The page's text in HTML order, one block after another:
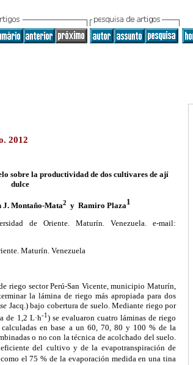
2012
sobre la productividad de dos cultivares de ají
dulce
J. Montaño-Mata2 y Ramiro Plaza1
de Oriente. Maturín.Venezuela. e-mail:
Maturín. Venezuela
riego sector Perú-San Vicente, municipio Maturín,
la lámina de riego más apropiada para dos
Jacq.) bajo cobertura de suelo. Mediante riego por
de 1,2 L·h-1) se evaluaron cuatro láminas de riego
en base a un 60, 70, 80 y 100 % de la
o no con la técnica de acolchado del suelo.
del cultivo y de la evapotranspiración de
el 75 % de la evaporación medida en una tina